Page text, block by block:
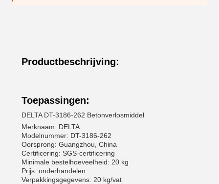
Productbeschrijving:
Toepassingen:
DELTA DT-3186-262 Betonverlosmiddel
Merknaam: DELTA
Modelnummer: DT-3186-262
Oorsprong: Guangzhou, China
Certificering: SGS-certificering
Minimale bestelhoeveelheid: 20 kg
Prijs: onderhandelen
Verpakkingsgegevens: 20 kg/vat